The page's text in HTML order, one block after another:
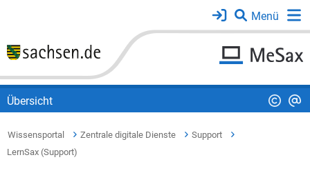
Übersicht
Wissensportal Zentrale digitale Dienste
Support
LernSax (Support)